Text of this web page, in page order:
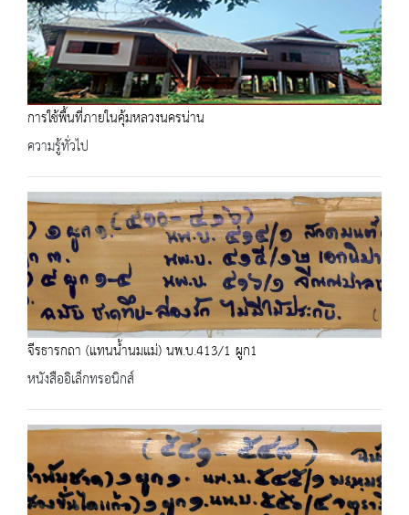
การใช้พื้นที่ภายในคุ้มหลวงนครน่าน
ความรู้ทั่วไป
จีรธารกถา (แทนน้ำนมแม่) นพ.บ.413/1 ผูก1
หนังสืออิเล็กทรอนิกส์